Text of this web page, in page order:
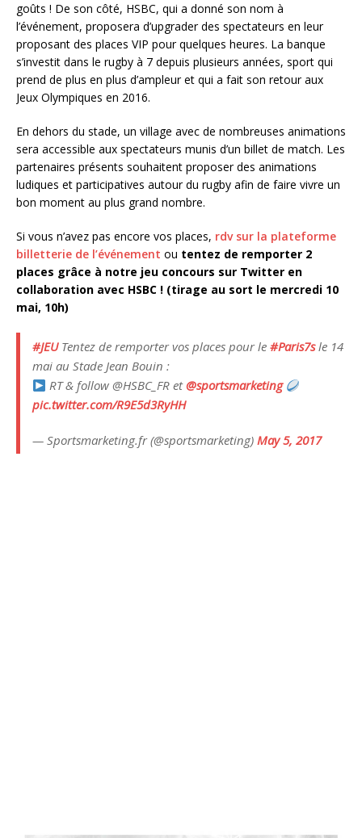
goûts ! De son côté, HSBC, qui a donné son nom à
l’événement, proposera d’upgrader des spectateurs en leur
proposant des places VIP pour quelques heures. La banque
s’investit dans le rugby à 7 depuis plusieurs années, sport qui
prend de plus en plus d’ampleur et qui a fait son retour aux
Jeux Olympiques en 2016.
En dehors du stade, un village avec de nombreuses animations
sera accessible aux spectateurs munis d’un billet de match. Les
partenaires présents souhaitent proposer des animations
ludiques et participatives autour du rugby afin de faire vivre un
bon moment au plus grand nombre.
Si vous n’avez pas encore vos places, rdv sur la plateforme
billetterie de l’événement ou tentez de remporter 2
places grâce à notre jeu concours sur Twitter en
collaboration avec HSBC ! (tirage au sort le mercredi 10
mai, 10h)
#JEUTentez de remporter vos places pour le #Paris7sle 14
mai au Stade Jean Bouin :
RT & follow @HSBC_FR et@sportsmarketing
pic.twitter.com/R9E5d3RyHH
— Sportsmarketing.fr (@sportsmarketing) May 5, 2017